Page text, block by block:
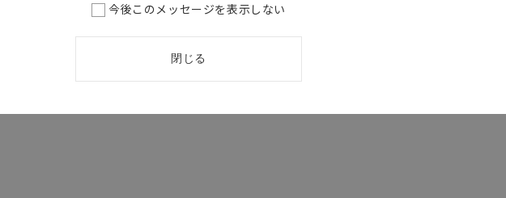
今後このメッセージを表示しない
閉じる